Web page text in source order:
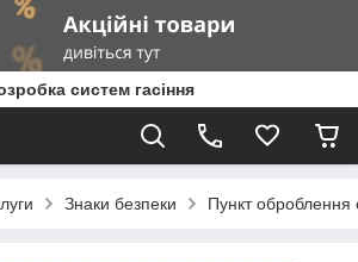
систем гасіння
Знаки безпеки Пункт оброблення